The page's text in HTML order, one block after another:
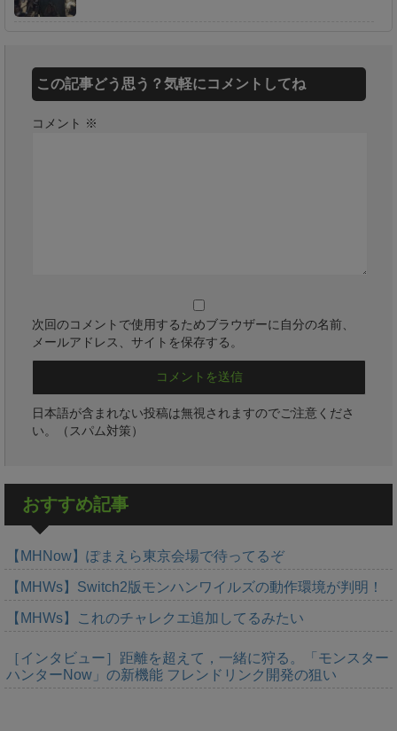
この記事どう思う？気軽にコメントしてね
コメント ※
次回のコメントで使用するためブラウザーに自分の名前、
メールアドレス、サイトを保存する。
日本語が含まれない投稿は無視されますのでご注意くださ
い。（スパム対策）
おすすめ記事
【MHNow】ぽまえら東京会場で待ってるぞ
【MHWs】Switch2版モンハンワイルズの動作環境が判明！
【MHWs】これのチャレクエ追加してるみたい
［インタビュー］距離を超えて，一緒に狩る。「モンスター
ハンターNow」の新機能 フレンドリンク開発の狙い